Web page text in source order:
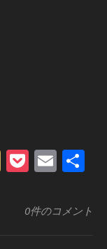
MixiPocket
0件のコメント